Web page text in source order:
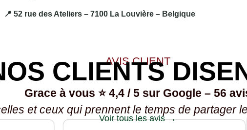
📍 52 rue des Ateliers – 7100 La Louvière – Belgique
AVIS CLIENT
CLIENTS
Grace à vous ⭐ 4,4 / 5 sur Google – 56
et ceux qui prennent le temps de partager
Voir tous les avis →